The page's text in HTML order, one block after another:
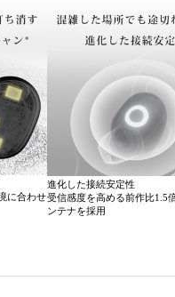
に合わせ
進化した接続安定性
受信感度を高める前作比1.5
ンテナを採用